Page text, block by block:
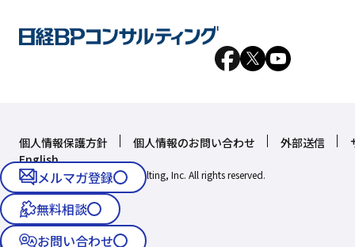
個人情報保護方針 個人情報のお問い合わせ 外部送信
English
Copyright © Nikkei BP Consulting, Inc. All rights reserved.
メルマガ登録
無料相談
お問い合わせ